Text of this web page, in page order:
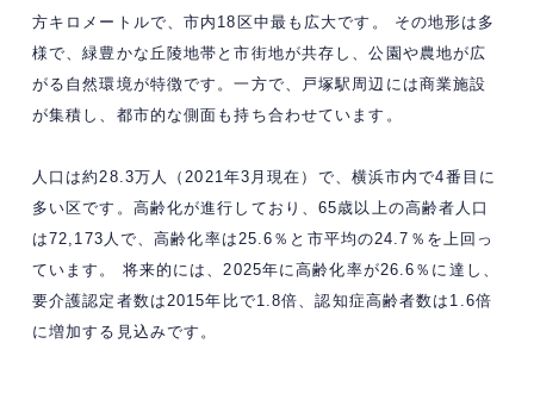
方キロメートルで、市内18区中最も広大です。 ​その地形は多
様で、緑豊かな丘陵地帯と市街地が共存し、公園や農地が広
がる自然環境が特徴です。​一方で、戸塚駅周辺には商業施設
が集積し、都市的な側面も持ち合わせています。
人口は約28.3万人（2021年3月現在）で、横浜市内で4番目に
多い区です。​高齢化が進行しており、65歳以上の高齢者人口
は72,173人で、高齢化率は25.6％と市平均の24.7％を上回っ
ています。 ​将来的には、2025年に高齢化率が26.6％に達し、
要介護認定者数は2015年比で1.8倍、認知症高齢者数は1.6倍
に増加する見込みです。